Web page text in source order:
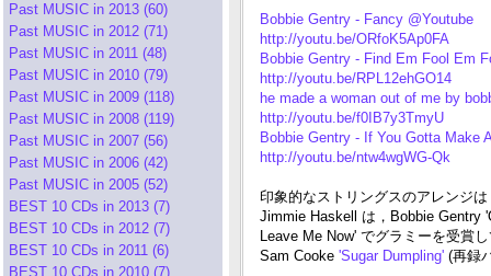
Past MUSIC in 2013 (60)
Past MUSIC in 2012 (71)
Past MUSIC in 2011 (48)
Past MUSIC in 2010 (79)
Past MUSIC in 2009 (118)
Past MUSIC in 2008 (119)
Past MUSIC in 2007 (56)
Past MUSIC in 2006 (42)
Past MUSIC in 2005 (52)
BEST 10 CDs in 2013 (7)
BEST 10 CDs in 2012 (7)
BEST 10 CDs in 2011 (6)
BEST 10 CDs in 2010 (7)
Bobbie Gentry - Fancy @Youtube
http://youtu.be/ORfoK5Ap0FA
Bobbie Gentry - Find Em Fool Em
http://youtu.be/RPL12ehGO14
he made a woman out of me by
http://youtu.be/f0IB7y3TmyU
Bobbie Gentry - If You Gotta Make
http://youtu.be/ntw4wgWG-Qk
印象的なストリングスのアレンジ
Jimmie Haskell は，Bobbie Gentry
Leave Me Now' でグラミーを受賞
Sam Cooke 'Sugar Dumpling' (再録